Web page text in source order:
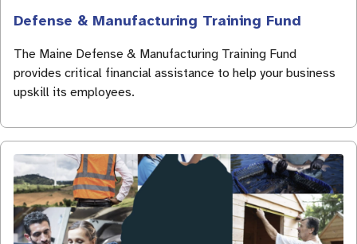
Defense & Manufacturing Training Fund
The Maine Defense & Manufacturing Training Fund
provides critical financial assistance to help your business
upskill its employees.